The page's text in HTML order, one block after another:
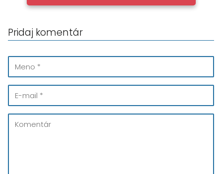
Pridaj komentár